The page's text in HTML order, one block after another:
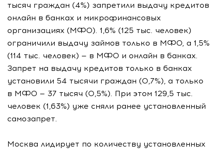
тысяч граждан (4%) запретили выдачу кредитов
онлайн в банках и микрофинансовых
организациях (МФО). 1,6% (125 тыс. человек)
ограничили выдачу займов только в МФО, а 1,5%
(114 тыс. человек) — в МФО и онлайн в банках.
Запрет на выдачу кредитов только в банках
установили 54 тысячи граждан (0,7%), а только
в МФО — 37 тысяч (0,5%). При этом 129,5 тыс.
человек (1,63%) уже сняли ранее установленный
самозапрет.
Москва лидирует по количеству установленных